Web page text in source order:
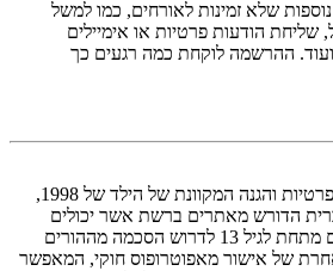
שלא זמינות לאורחים, כמו למשל
שליחת הודעות פרטיות או אימיילים
ההרשמה לוקחת כמה רגעים כך
COPPA, או החוק לפרטיות והגנה המקוונת של הילד של 1998,
הדורש מאתרים ברשת אשר יכולים
לאסוף מידע מקטינים מתחת לגיל 13 לדרוש הסכמה מההורים
של אישור מאפוטרופוס חוקי, המאפשר